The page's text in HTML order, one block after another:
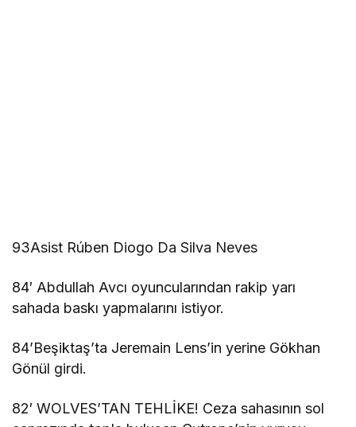
93Asist Rúben Diogo Da Silva Neves
84′ Abdullah Avcı oyuncularından rakip yarı
sahada baskı yapmalarını istiyor.
84’Beşiktaş’ta Jeremain Lens’in yerine Gökhan
Gönül girdi.
82′ WOLVES’TAN TEHLİKE! Ceza sahasının sol